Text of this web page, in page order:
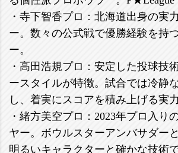
・寺下智香プロ：北海道出身の実
ー。数々の公式戦で優勝経験を持
ー。
・高田浩規プロ：安定した投球技
ースタイルが特徴。試合では冷静
し、着実にスコアを積み上げる実
・緒方美空プロ：2023年プロ入り
ヤー。ボウルスターアンバサダー
明るいキャラクターと確かな技術